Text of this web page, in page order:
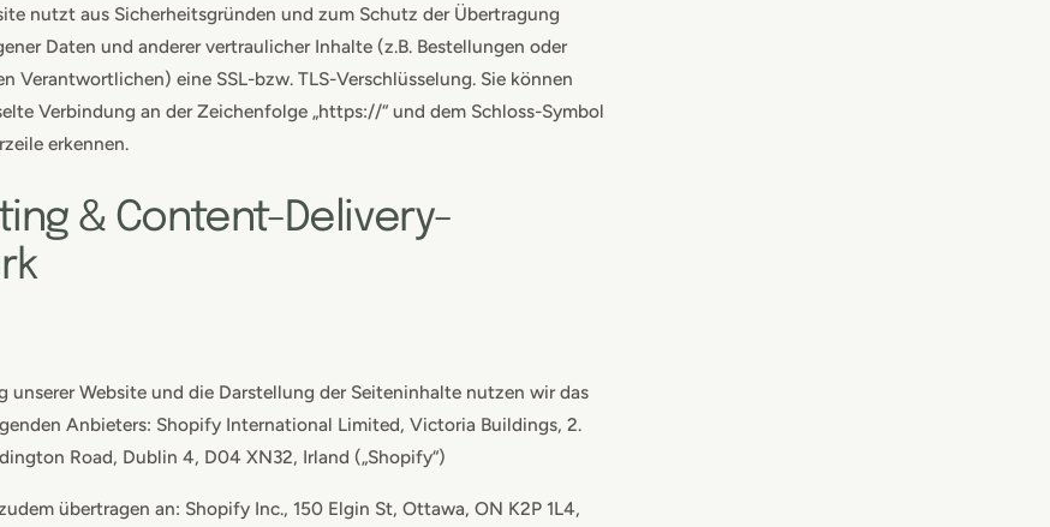
nutzt aus Sicherheitsgründen und zum Schutz der Übertragung
Daten und anderer vertraulicher Inhalte (z.B. Bestellungen oder
Verantwortlichen) eine SSL-bzw. TLS-Verschlüsselung. Sie können
Verbindung an der Zeichenfolge „https://“ und dem Schloss-Symbol
erkennen.
& Content-Delivery-
unserer Website und die Darstellung der Seiteninhalte nutzen wir das
Anbieters: Shopify International Limited, Victoria Buildings, 2.
Road, Dublin 4, D04 XN32, Irland („Shopify“)
übertragen an: Shopify Inc., 150 Elgin St, Ottawa, ON K2P 1L4,